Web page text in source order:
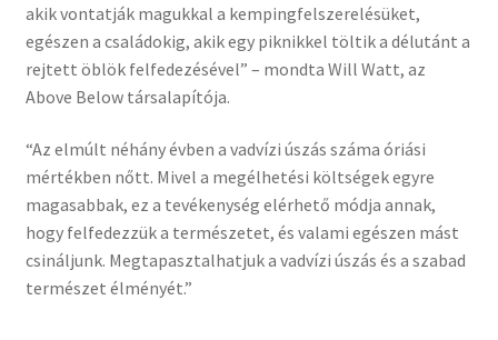
akik vontatják magukkal a kempingfelszerelésüket,
egészen a családokig, akik egy piknikkel töltik a délutánt a
rejtett öblök felfedezésével” – mondta Will Watt, az
Above Below társalapítója.
“Az elmúlt néhány évben a vadvízi úszás száma óriási
mértékben nőtt. Mivel a megélhetési költségek egyre
magasabbak, ez a tevékenység elérhető módja annak,
hogy felfedezzük a természetet, és valami egészen mást
csináljunk. Megtapasztalhatjuk a vadvízi úszás és a szabad
természet élményét.”